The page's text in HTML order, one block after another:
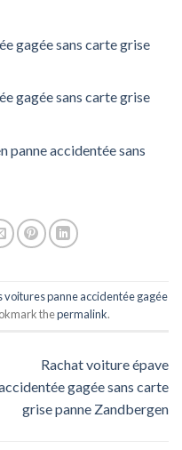
gagée sans carte grise
gagée sans carte grise
panne accidentée sans
voitures panne accidentée gagée
thepermalink.
Rachat voiture épave
gagée sans carte
grise panne Zandbergen